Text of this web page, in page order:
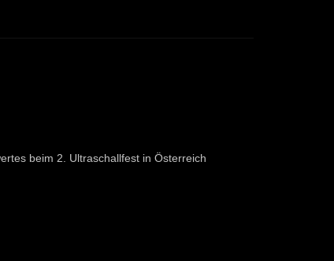
beim 2. Ultraschallfest in Österreich